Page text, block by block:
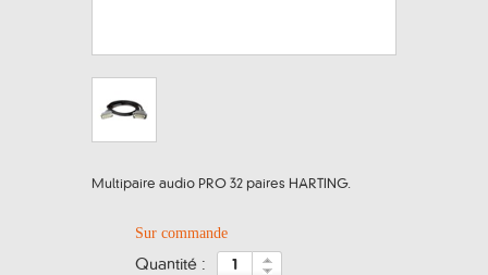
Multipaire audio PRO 32 paires HARTING.
Sur commande
quantité :